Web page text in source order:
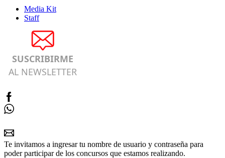
Media Kit
Staff
SUSCRIBIRME
AL NEWSLETTER
Te invitamos a ingresar tu nombre de usuario y contraseña para
poder participar de los concursos que estamos realizando.